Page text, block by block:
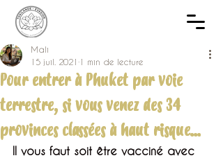
Pour entrer à Phuket par voie
terrestre, si vous venez des 34
provinces classées à haut risque...
Mali
15 juil. 2021 1 min de lecture
Il vous faut soit être vacciné avec